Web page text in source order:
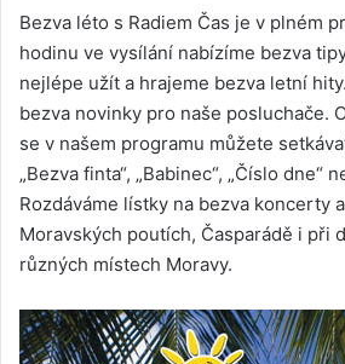
Bezva léto s Radiem Čas je v plném
hodinu ve vysílání nabízíme bezva
nejlépe užít a hrajeme bezva letní
bezva novinky pro naše posluchače.
se v našem programu můžete
„Bezva finta“, „Babinec“, „Číslo dne“
Rozdáváme lístky na bezva koncerty
Moravských poutích, Časparádě i při
různých místech Moravy.